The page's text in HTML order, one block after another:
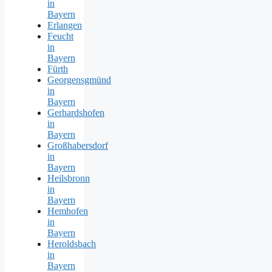
in
Bayern
Erlangen
Feucht
in
Bayern
Fürth
Georgensgmünd
in
Bayern
Gerhardshofen
in
Bayern
Großhabersdorf
in
Bayern
Heilsbronn
in
Bayern
Hemhofen
in
Bayern
Heroldsbach
in
Bayern